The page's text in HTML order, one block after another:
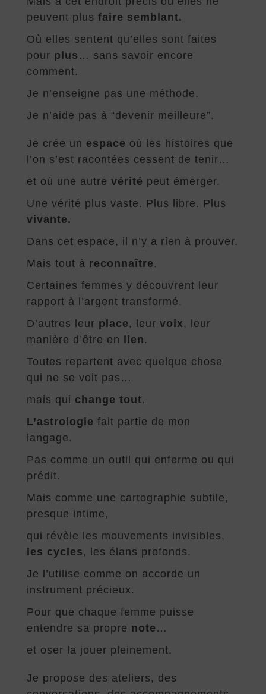
peuvent plus faire semblant.
Où elles sentent qu’elles sont faites
pour plus … sans savoir encore
comment.
Je n’enseigne pas une méthode.
Je n’aide pas à “devenir meilleure”.
Je crée un espace où les histoires que
l’on s’est racontées cessent de tenir…
et où une autre vérité peut émerger.
Une vérité plus vaste. Plus libre. Plus
vivante.
Dans cet espace, il n’y a rien à prouver.
Mais tout à reconnaître .
Certaines femmes y découvrent leur
rapport à l’argent transformé.
D’autres leur place , leur voix, leur
manière d’être en
lien .
Toutes repartent avec quelque chose
qui ne se voit pas…
mais qui change tout.
L’astrologie fait partie de mon
langage.
Pas comme un outil qui enferme ou qui
prédit.
Mais comme une cartographie subtile,
presque intime,
qui révèle les mouvements invisibles,
les cycles , les élans profonds.
Je l’utilise comme on accorde un
instrument précieux.
Pour que chaque femme puisse
entendre sa propre note …
et oser la jouer pleinement.
Je propose des ateliers, des